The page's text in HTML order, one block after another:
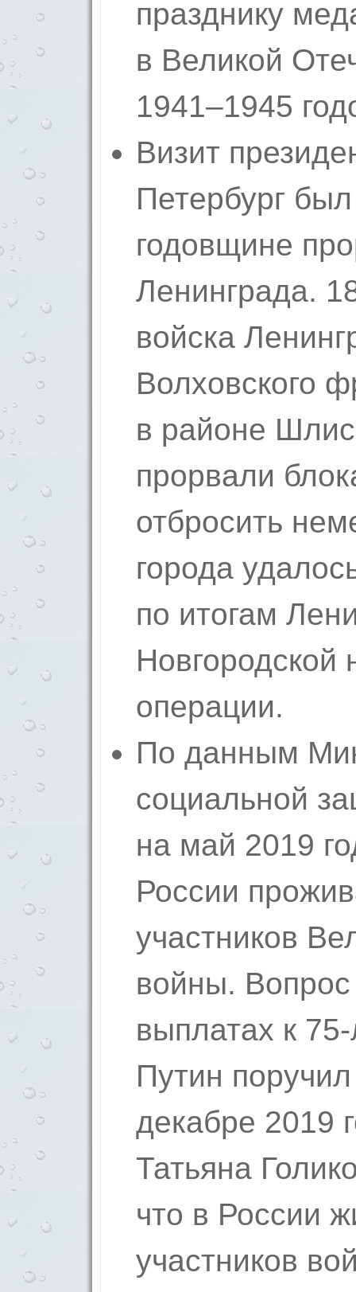
празднику
в Великой
1941–1945
Визит
Петербург
годовщине
Ленинграда.
войска
Волховского
в районе
прорвали
отбросить
города
по итогам
Новгородской
операции.
По данным
социальной
на май 2019
России
участников
войны.
выплатах к
Путин
декабре 2019
Татьяна
что в России
участников